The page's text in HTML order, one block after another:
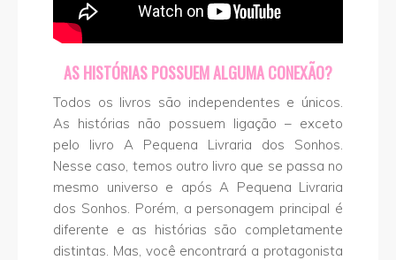
AS HISTÓRIAS POSSUEM ALGUMA CONEXÃO?
Todos os livros são independentes e únicos.
As histórias não possuem ligação – exceto
pelo livro A Pequena Livraria dos Sonhos.
Nesse caso, temos outro livro que se passa no
mesmo universo e após A Pequena Livraria
dos Sonhos. Porém, a personagem principal é
diferente e as histórias são completamente
distintas. Mas, você encontrará a protagonista